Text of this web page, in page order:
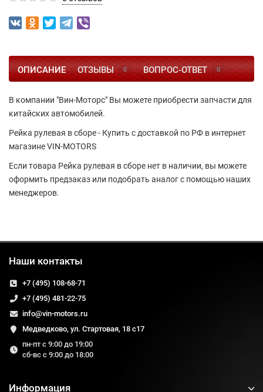
ОПИСАНИЕ ОТЗЫВЫ 0 ВОПРОС-ОТВЕТ 0
В компании "Вин-Моторс" Вы можете приобрести запчасти для
китайских автомобилей.
Рейка рулевая в сборе - Купить с доставкой по РФ в интернет
магазине VIN-MOTORS
Если товара Рейка рулевая в сборе нет в наличии, вы можете
оформить предзаказ или подобрать аналог с помощью наших
менеджеров.
Наши контакты
+7 (495) 108-68-71
+7 (495) 481-22-75
info@vin-motors.ru
Медведково, ул. Стартовая, 18 с17
пн-пт с 9:00 до 19:00
сб-вс с 9:00 до 18:00
Информация